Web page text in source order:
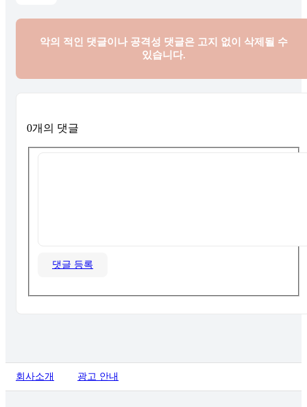
악의 적인 댓글이나 공격성 댓글은 고지 없이 삭제될 수
있습니다.
0개의 댓글
댓글 등록
회사소개 광고 안내